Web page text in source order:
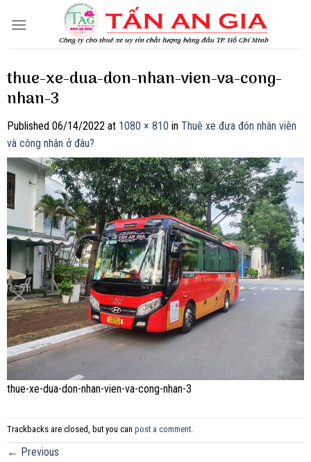
thue-xe-dua-don-nhan-vien-va-cong-
nhan-3
Published 06/14/2022 at 1080 × 810 in Thuê xe đưa đón nhân viên
và công nhân ở đâu?
thue-xe-dua-don-nhan-vien-va-cong-nhan-3
Trackbacks are closed, but you can post a comment.
← Previous